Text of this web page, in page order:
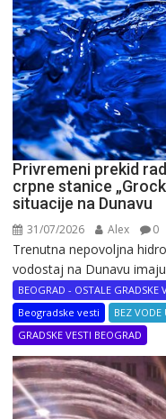
Privremeni prekid
crpne stanice
situacije na Dunavu
31/07/2026 Alex 0
Trenutna nepovoljna
vodostaj na Dunavu
BEOGRAD - OSTALE GRADSKE
Beogradske vesti
BEZ VODE
GRADSKE VESTI BEOGRAD